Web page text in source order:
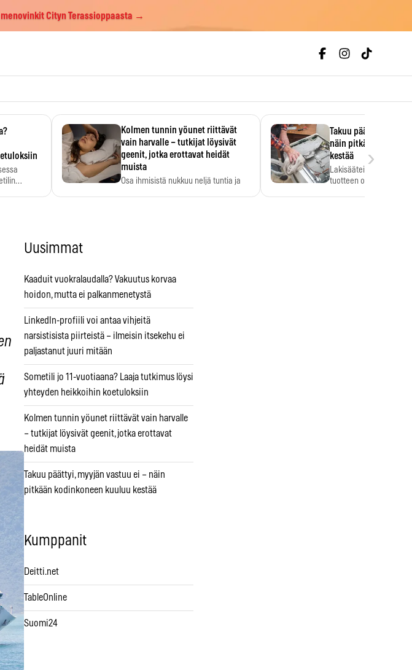
Cityn Terassioppaasta →
Kolmen tunnin yöunet riittävät
vain harvalle – tutkijat löysivät
geenit, jotka erottavat heidät
muista
Osa ihmisistä nukkuu neljä tuntia ja
Takuu päättyi,
näin pitkään
kestää
Lakisääteinen
tuotteen oletetun
›
Uusimmat
Kaaduit vuokralaudalla? Vakuutus korvaa
hoidon, mutta ei palkanmenetystä
LinkedIn-profiili voi antaa vihjeitä
narsistisista piirteistä – ilmeisin itsekehu ei
paljastanut juuri mitään
Sometili jo 11-vuotiaana? Laaja tutkimus löysi
yhteyden heikkoihin koetuloksiin
Kolmen tunnin yöunet riittävät vain harvalle
– tutkijat löysivät geenit, jotka erottavat
heidät muista
Takuu päättyi, myyjän vastuu ei – näin
pitkään kodinkoneen kuuluu kestää
Kumppanit
Deitti.net
TableOnline
Suomi24